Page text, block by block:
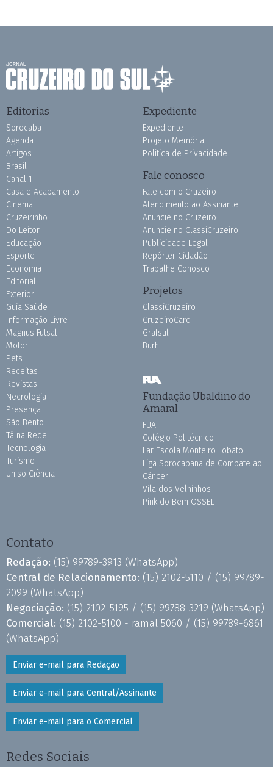
Editorias
Sorocaba
Agenda
Artigos
Brasil
Canal 1
Casa e Acabamento
Cinema
Cruzeirinho
Do Leitor
Educação
Esporte
Economia
Editorial
Exterior
Guia Saúde
Informação Livre
Magnus Futsal
Motor
Pets
Receitas
Revistas
Necrologia
Presença
São Bento
Tá na Rede
Tecnologia
Turismo
Uniso Ciência
Expediente
Expediente
Projeto Memória
Política de Privacidade
Fale conosco
Fale com o Cruzeiro
Atendimento ao Assinante
Anuncie no Cruzeiro
Anuncie no ClassiCruzeiro
Publicidade Legal
Repórter Cidadão
Trabalhe Conosco
Projetos
ClassiCruzeiro
CruzeiroCard
Grafsul
Burh
Fundação Ubaldino do
Amaral
FUA
Colégio Politécnico
Lar Escola Monteiro Lobato
Liga Sorocabana de Combate ao
Câncer
Vila dos Velhinhos
Pink do Bem OSSEL
Contato
Redação: (15) 99789-3913 (WhatsApp)
Central de Relacionamento: (15) 2102-5110 / (15) 99789-
2099 (WhatsApp)
Negociação: (15) 2102-5195 / (15) 99788-3219 (WhatsApp)
Comercial: (15) 2102-5100 - ramal 5060 / (15) 99789-6861
(WhatsApp)
Enviar e-mail para Redação
Enviar e-mail para Central/Assinante
Enviar e-mail para o Comercial
Redes Sociais